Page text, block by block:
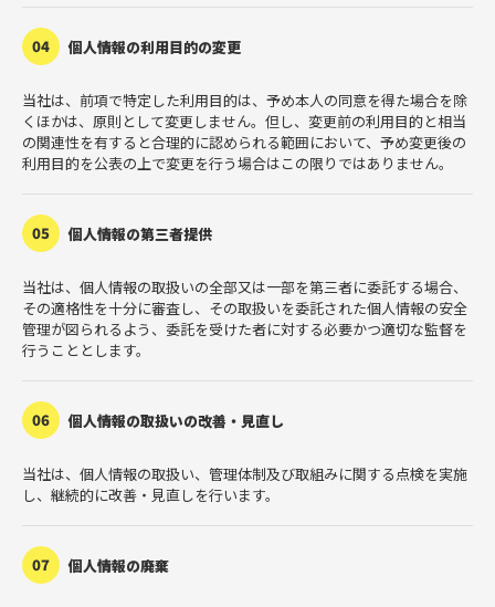
04 個人情報の利用目的の変更
当社は、前項で特定した利用目的は、予め本人の同意を得た場合を除
くほかは、原則として変更しません。但し、変更前の利用目的と相当
の関連性を有すると合理的に認められる範囲において、予め変更後の
利用目的を公表の上で変更を行う場合はこの限りではありません。
05 個人情報の第三者提供
当社は、個人情報の取扱いの全部又は一部を第三者に委託する場合、
その適格性を十分に審査し、その取扱いを委託された個人情報の安全
管理が図られるよう、委託を受けた者に対する必要かつ適切な監督を
行うこととします。
06 個人情報の取扱いの改善・見直し
当社は、個人情報の取扱い、管理体制及び取組みに関する点検を実施
し、継続的に改善・見直しを行います。
07 個人情報の廃棄